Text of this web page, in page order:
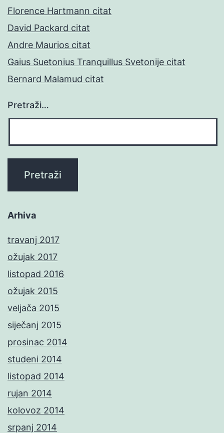
Florence Hartmann citat
David Packard citat
Andre Maurios citat
Gaius Suetonius Tranquillus Svetonije citat
Bernard Malamud citat
Pretraži…
Arhiva
travanj 2017
ožujak 2017
listopad 2016
ožujak 2015
veljača 2015
siječanj 2015
prosinac 2014
studeni 2014
listopad 2014
rujan 2014
kolovoz 2014
srpanj 2014